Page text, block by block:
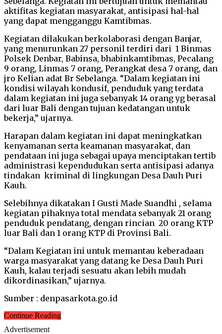
aktifitas kegiatan masyarakat, antisipasi hal-hal
yang dapat mengganggu Kamtibmas.
Kegiatan dilakukan berkolaborasi dengan Banjar,
yang menurunkan 27 personil terdiri dari 1 Binmas
Polsek Denbar, Babinsa, bhabinkamtibmas, Pecalang
9 orang, Linmas 7 orang, Perangkat desa 7 orang, dan
jro Kelian adat Br Sebelanga. “Dalam kegiatan ini
kondisi wilayah kondusif, penduduk yang terdata
dalam kegiatan ini juga sebanyak 14 orang yg berasal
dari luar Bali dengan tujuan kedatangan untuk
bekerja,” ujarnya.
Harapan dalam kegiatan ini dapat meningkatkan
kenyamanan serta keamanan masyarakat, dan
pendataan ini juga sebagai upaya menciptakan tertib
administrasi kependudukan serta antisipasi adanya
tindakan kriminal di lingkungan Desa Dauh Puri
Kauh.
Selebihnya dikatakan I Gusti Made Suandhi , selama
kegiatan pihaknya total mendata sebanyak 21 orang
penduduk pendatang, dengan rincian 20 orang KTP
luar Bali dan 1 orang KTP di Provinsi Bali.
“Dalam Kegiatan ini untuk memantau keberadaan
warga masyarakat yang datang ke Desa Dauh Puri
Kauh, kalau terjadi sesuatu akan lebih mudah
dikordinasikan,” ujarnya.
Sumber : denpasarkota.go.id
Continue Reading
Advertisement